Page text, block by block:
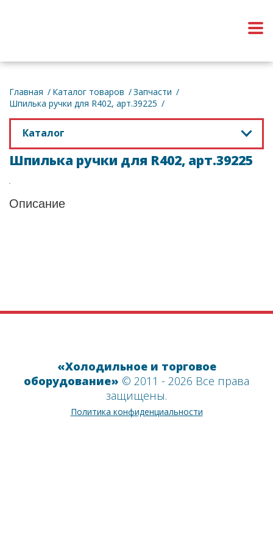
Главная Каталог товаров
Запчасти
Шпилька ручки для R402, арт.39225
Каталог
Шпилька ручки для R402, арт.39225
Описание
«Холодильное и торговое
оборудование» © 2011 - 2026 Все права
защищены.
Политика конфиденциальности